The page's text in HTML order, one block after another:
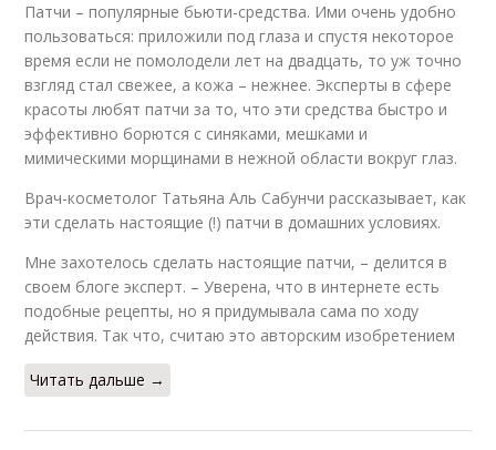
Патчи – популярные бьюти-средства. Ими очень удобно
пользоваться: приложили под глаза и спустя некоторое
время если не помолодели лет на двадцать, то уж точно
взгляд стал свежее, а кожа – нежнее. Эксперты в сфере
красоты любят патчи за то, что эти средства быстро и
эффективно борются с синяками, мешками и
мимическими морщинами в нежной области вокруг глаз.
Врач-косметолог Татьяна Аль Сабунчи рассказывает, как
эти сделать настоящие (!) патчи в домашних условиях.
Мне захотелось сделать настоящие патчи, – делится в
своем блоге эксперт. – Уверена, что в интернете есть
подобные рецепты, но я придумывала сама по ходу
действия. Так что, считаю это авторским изобретением ⠀
Читать дальше →